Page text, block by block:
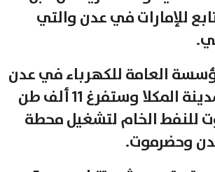
للإمارات في عدن والتي
العامة للكهرباء في عدن
نوار أبكر قوله إن سفينة مازوت وصلت السبت لمدينة المكلا وستفرغ 11 ألف طن
الخام لتشغيل محطة
وحضرموت.